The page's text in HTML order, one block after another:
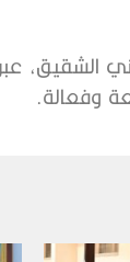
الشقيق،
وفعالة.